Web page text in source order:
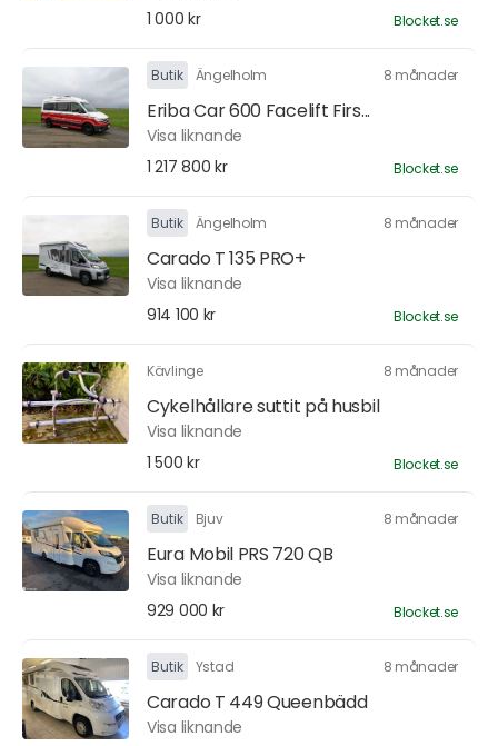
1 000 kr
Blocket.se
Butik Ängelholm 8 månader
Eriba Car 600 Facelift Firs...
Visa liknande
1 217 800 kr
Blocket.se
Butik Ängelholm 8 månader
Carado T 135 PRO+
Visa liknande
914 100 kr
Blocket.se
Kävlinge 8 månader
Cykelhållare suttit på husbil
Visa liknande
1 500 kr
Blocket.se
Butik Bjuv 8 månader
Eura Mobil PRS 720 QB
Visa liknande
929 000 kr
Blocket.se
Butik Ystad 8 månader
Carado T 449 Queenbädd
Visa liknande